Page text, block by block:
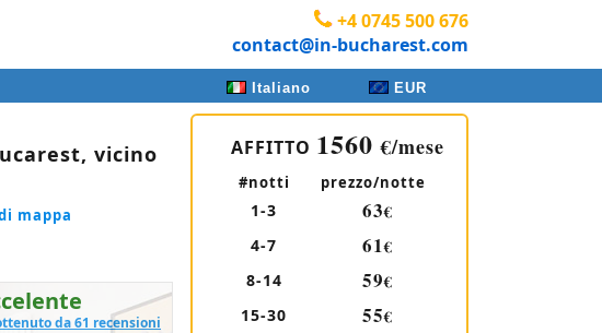
+4 0745 500 676
contact@in-bucharest.com
Italiano EUR
vicino
mappa
da 61 recensioni
AFFITTO 1560€/mese
#notti prezzo/notte
1-3 63€
4-7 61€
8-14 59€
15-30 55€